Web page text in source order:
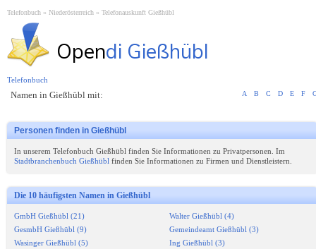
Telefonbuch Niederösterreich Telefonauskunft Gießhübl
Opendi Gießhübl
Namen in Gießhübl mit: A B C D E F
Personen finden in Gießhübl
In unserem Telefonbuch Gießhübl finden Sie Informationen zu Privatpersonen. Im
Stadtbranchenbuch Gießhübl finden Sie Informationen zu Firmen und Dienstleistern.
Die 10 häufigsten Namen in Gießhübl
GmbH Gießhübl (21)
GesmbH Gießhübl (9)
Wasinger Gießhübl (5)
Walter Gießhübl (4)
Gemeindeamt Gießhübl (3)
Ing Gießhübl (3)
Telefonbuch